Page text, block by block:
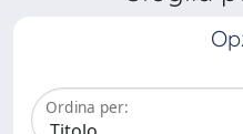
Ordina per: